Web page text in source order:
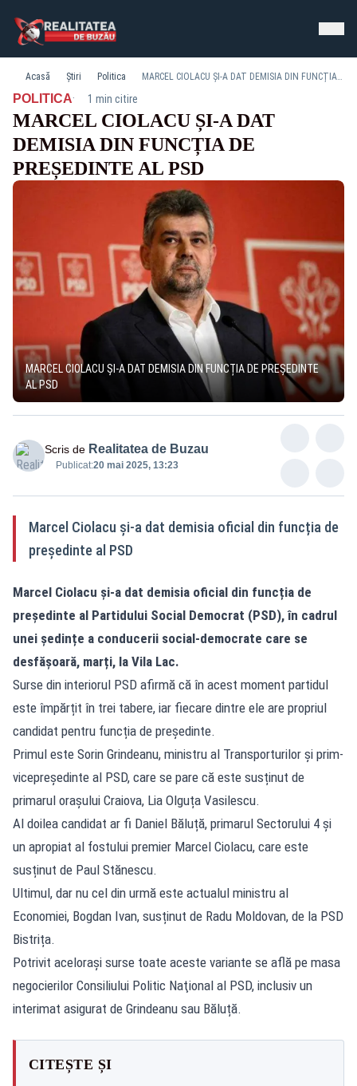
Acasă Știri Politica MARCEL CIOLACU ȘI-A DAT DEMISIA DIN FUNCȚIA DE PREȘEDINTE AL PSD
POLITICA· 1 min citire
MARCEL CIOLACU ȘI-A DAT
DEMISIA DIN FUNCȚIA DE
PREȘEDINTE AL PSD
MARCEL CIOLACU ȘI-A DAT DEMISIA DIN FUNCȚIA DE PREȘEDINTE
AL PSD
Scris de Realitatea de Buzau
Publicat:20 mai 2025, 13:23
Marcel Ciolacu și-a dat demisia oficial din funcția de
președinte al PSD
Marcel Ciolacu și-a dat demisia oficial din funcția de
președinte al Partidului Social Democrat (PSD), în cadrul
unei ședințe a conducerii social-democrate care se
desfășoară, marți, la Vila Lac.
Surse din interiorul PSD afirmă că în acest moment partidul
este împărțit în trei tabere, iar fiecare dintre ele are propriul
candidat pentru funcția de președinte.
Primul este Sorin Grindeanu, ministru al Transporturilor și prim-
vicepreședinte al PSD, care se pare că este susținut de
primarul orașului Craiova, Lia Olguța Vasilescu.
Al doilea candidat ar fi Daniel Băluță, primarul Sectorului 4 și
un apropiat al fostului premier Marcel Ciolacu, care este
susținut de Paul Stănescu.
Ultimul, dar nu cel din urmă este actualul ministru al
Economiei, Bogdan Ivan, susținut de Radu Moldovan, de la PSD
Bistrița.
Potrivit acelorași surse toate aceste variante se află pe masa
negocierilor Consiliului Politic Naţional al PSD, inclusiv un
interimat asigurat de Grindeanu sau Băluță.
CITEȘTE ȘI